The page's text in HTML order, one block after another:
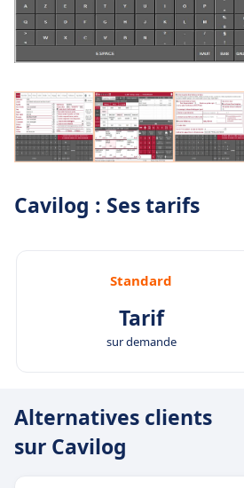
Cavilog : Ses tarifs
Standard
Tarif
sur demande
Alternatives clients
sur Cavilog